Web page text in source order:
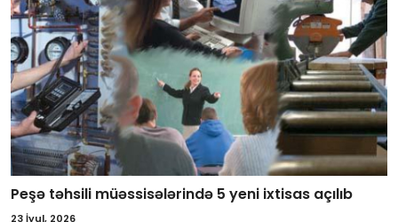
Peşə təhsili müəssisələrində 5 yeni ixtisas açılıb
23 İyul, 2026